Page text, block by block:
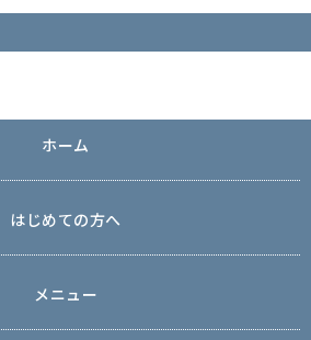
ホーム
はじめての方へ
メニュー